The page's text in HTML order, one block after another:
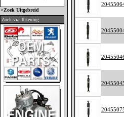
>Zoek Uitgebreid
Zoek via Tekening